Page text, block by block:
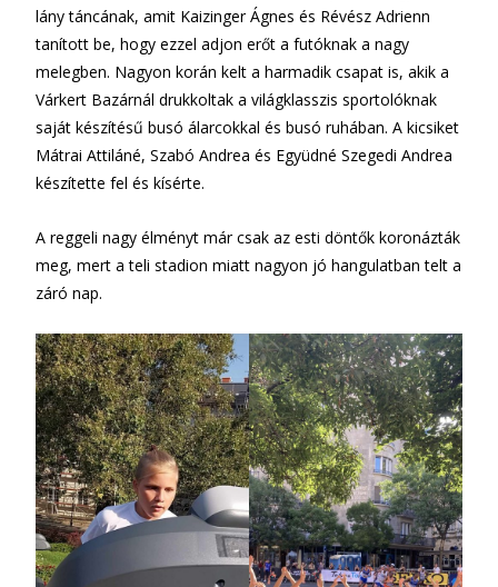
lány táncának, amit Kaizinger Ágnes és Révész Adrienn
tanított be, hogy ezzel adjon erőt a futóknak a nagy
melegben. Nagyon korán kelt a harmadik csapat is, akik a
Várkert Bazárnál drukkoltak a világklasszis sportolóknak
saját készítésű busó álarcokkal és busó ruhában. A kicsiket
Mátrai Attiláné, Szabó Andrea és Együdné Szegedi Andrea
készítette fel és kísérte.
A reggeli nagy élményt már csak az esti döntők koronázták
meg, mert a teli stadion miatt nagyon jó hangulatban telt a
záró nap.